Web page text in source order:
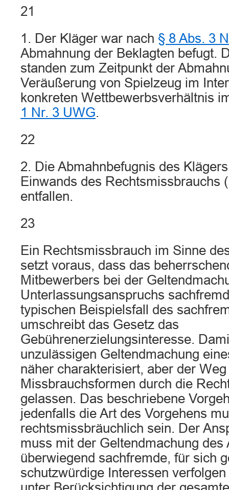
21
1. Der Kläger war nach § 8 Abs. 3
Abmahnung der Beklagten befugt.
standen zum Zeitpunkt der
Veräußerung von Spielzeug im
konkreten Wettbewerbsverhältnis
1 Nr. 3 UWG.
22
2. Die Abmahnbefugnis des
Einwands des Rechtsmissbrauchs (
entfallen.
23
Ein Rechtsmissbrauch im Sinne
setzt voraus, dass das
Mitbewerbers bei der
Unterlassungsanspruchs
typischen Beispielsfall des
umschreibt das Gesetz das
Gebührenerzielungsinteresse.
unzulässigen Geltendmachung
näher charakterisiert, aber der
Missbrauchsformen durch die
gelassen. Das beschriebene
jedenfalls die Art des Vorgehens
rechtsmissbräuchlich sein. Der
muss mit der Geltendmachung des
überwiegend sachfremde, für sich
schutzwürdige Interessen